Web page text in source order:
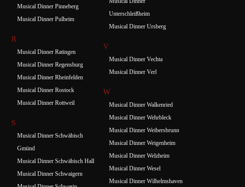
Musical Dinner Pinneberg
Musical Dinner Pulheim
R
Musical Dinner Ratingen
Musical Dinner Regensburg
Musical Dinner Rheinfelden
Musical Dinner Rostock
Musical Dinner Rottweil
S
Musical Dinner Schwäbisch
Gmünd
Musical Dinner Schwäbisch Hall
Musical Dinner Schwaigern
Unterschleißheim
Musical Dinner Ursberg
V
Musical Dinner Vechta
Musical Dinner Verl
W
Musical Dinner Walkenried
Musical Dinner Wehrbleck
Musical Dinner Weibersbrunn
Musical Dinner Weigenheim
Musical Dinner Welzheim
Musical Dinner Wesel
Musical Dinner Wilhelmshaven